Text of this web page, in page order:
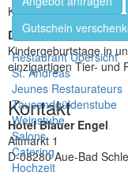
Gutschein
Restaurant Übersicht
St. Andreas
Jeunes Restaurateurs
Tausendgüldenstube
Weinstube
Salons
Catering
Hochzeit
Kinderspielplatz
DIE HIGHLIGHTS FÜR
Kindergeburtstage in
einzigartigen Tier- und
Kontakt
Hotel Blauer Engel
Altmarkt 1
D-08280 Aue-Bad